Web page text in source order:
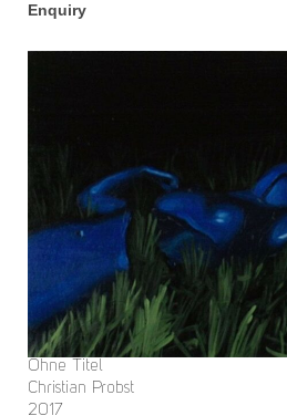
Enquiry
Ohne Titel
Christian Probst
2017